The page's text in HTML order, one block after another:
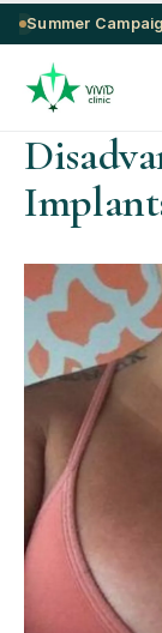
Summer